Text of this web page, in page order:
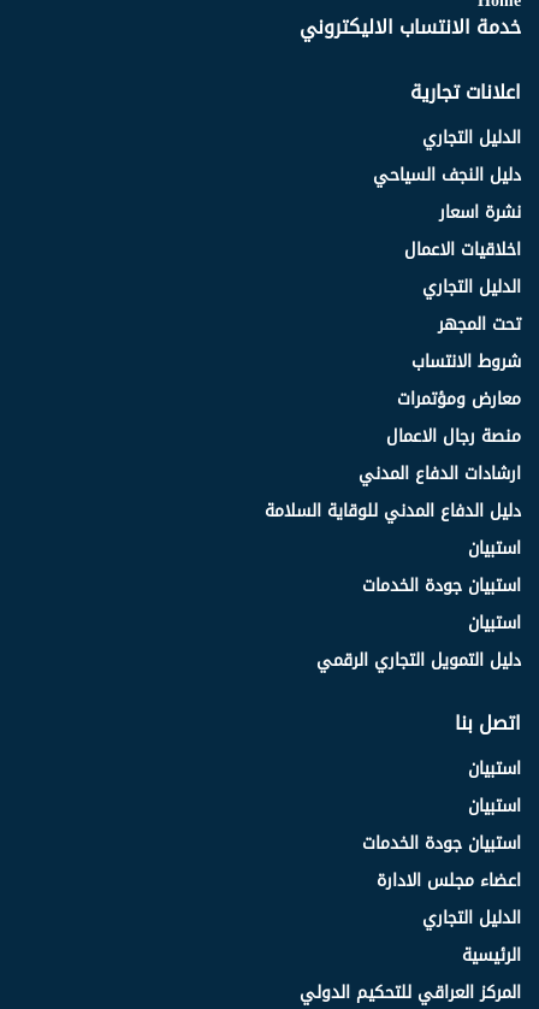
خدمة الانتساب الاليكتروني
اعلانات تجارية
الدليل التجاري
دليل النجف السياحي
نشرة اسعار
اخلاقيات الاعمال
الدليل التجاري
تحت المجهر
شروط الانتساب
معارض ومؤتمرات
منصة رجال الاعمال
ارشادات الدفاع المدني
دليل الدفاع المدني للوقاية السلامة
استبيان
استبيان جودة الخدمات
استبيان
دليل التمويل التجاري الرقمي
اتصل بنا
استبيان
استبيان
استبيان جودة الخدمات
اعضاء مجلس الادارة
الدليل التجاري
الرئيسية
المركز العراقي للتحكيم الدولي